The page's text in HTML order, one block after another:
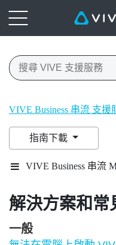
VIVE Business 串流 支援
指南下載
VIVE Business 串流
解決方案和常
一般